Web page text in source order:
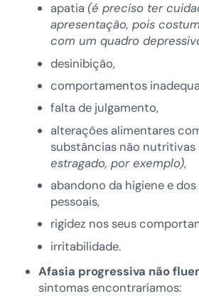
apatia (é preciso ter
apresentação, pois
com um quadro
desinibição,
comportamentos
falta de julgamento,
alterações alimentares
substâncias não nutritivas
estragado, por exemplo),
abandono da higiene e
pessoais,
rigidez nos seus
irritabilidade.
Afasia progressiva não
sintomas encontraríamos: